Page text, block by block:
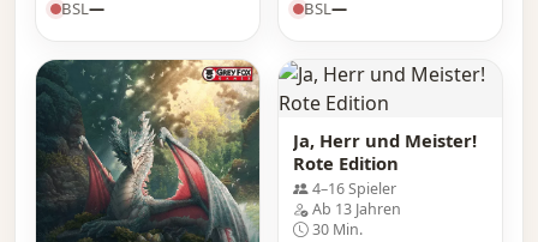
BSL— BSL—
Ja, Herr und Meister!
Rote Edition
4–16 Spieler
Ab 13 Jahren
30 Min.